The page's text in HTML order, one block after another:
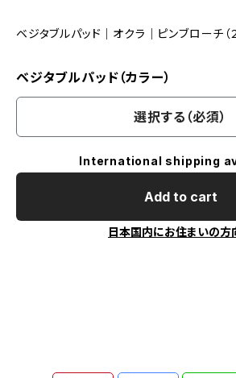
ベジタブルパッド｜オクラ｜ピンブローチ（
ベジタブルパッド（カラー）
選択する（必須）
International shipping
Add to cart
日本国内にお住まいの方